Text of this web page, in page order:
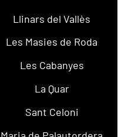
Llinars del Vallès
Les Masies de Roda
Les Cabanyes
La Quar
Sant Celoni